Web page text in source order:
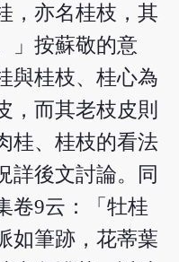
，亦名桂枝，其
」按蘇敬的意
與桂枝、桂心為
，而其老枝皮則
桂、桂枝的看法
詳後文討論。同
卷9云：「牡桂
如筆跡，花蒂葉